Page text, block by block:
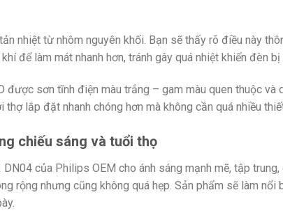
nhiệt từ nhôm nguyên khối. Bạn sẽ thấy rõ điều này
để làm mát nhanh hơn, tránh gây quá nhiệt khiến đèn
được sơn tĩnh điện màu trắng – gam màu quen thuộc
lắp đặt nhanh chóng hơn mà không cần quá nhiều
chiếu sáng và tuổi thọ
của Philips OEM cho ánh sáng mạnh mẽ, tập
rộng nhưng cũng không quá hẹp. Sản phẩm sẽ làm